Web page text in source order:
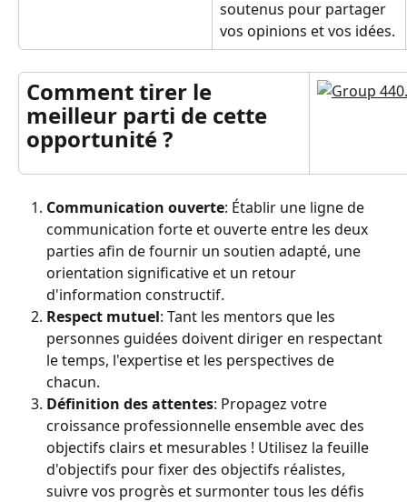
soutenus pour partager
vos opinions et vos idées.
Comment tirer le
meilleur parti de cette
opportunité ?
Communication ouverte: Établir une ligne de
communication forte et ouverte entre les deux
parties afin de fournir un soutien adapté, une
orientation significative et un retour
d'information constructif.
Respect mutuel: Tant les mentors que les
personnes guidées doivent diriger en respectant
le temps, l'expertise et les perspectives de
chacun.
Définition des attentes: Propagez votre
croissance professionnelle ensemble avec des
objectifs clairs et mesurables ! Utilisez la feuille
d'objectifs pour fixer des objectifs réalistes,
suivre vos progrès et surmonter tous les défis